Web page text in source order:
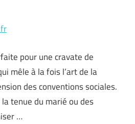
pour une cravate de
mêle à la fois l’art de la
des conventions sociales.
tenue du marié ou des
…